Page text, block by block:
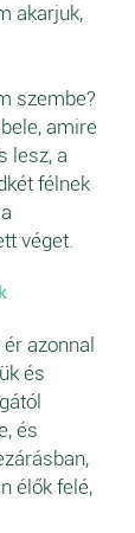
akarjuk,
szembe?
amire
lesz, a
félnek
véget.
azonnal
és
és
élők felé,